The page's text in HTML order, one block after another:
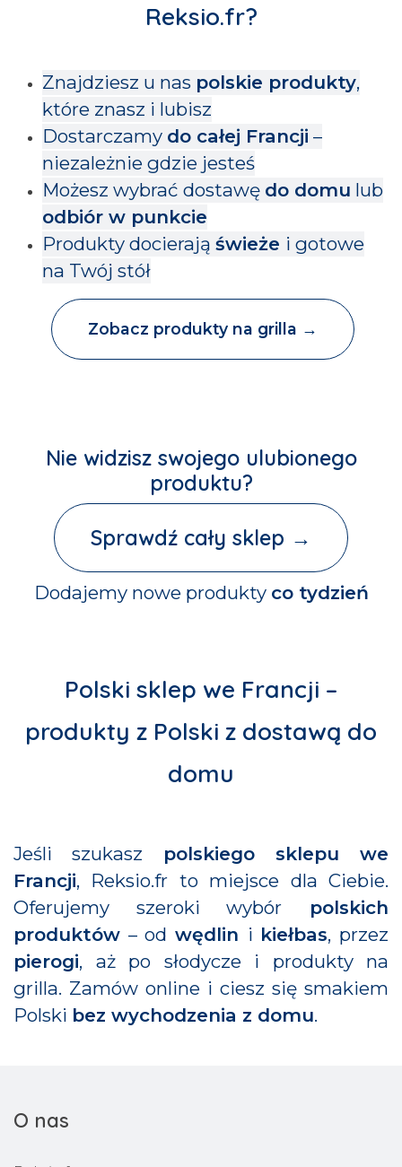
Reksio.fr?
Znajdziesz u nas polskie produkty,
które znasz i lubisz
Dostarczamy do całej Francji –
niezależnie gdzie jesteś
Możesz wybrać dostawę do domu lub
odbiór w punkcie
Produkty docierają świeże i gotowe
na Twój stół
Zobacz produkty na grilla →
Nie widzisz swojego ulubionego
produktu?
Sprawdź cały sklep →
Dodajemy nowe produkty co tydzień
Polski sklep we Francji –
produkty z Polski z dostawą do
domu
Jeśli szukasz polskiego sklepu we
Francji, Reksio.fr to miejsce dla Ciebie.
Oferujemy szeroki wybór polskich
produktów – od wędlin i kiełbas, przez
pierogi, aż po słodycze i produkty na
grilla. Zamów online i ciesz się smakiem
Polski bez wychodzenia z domu.
O nas